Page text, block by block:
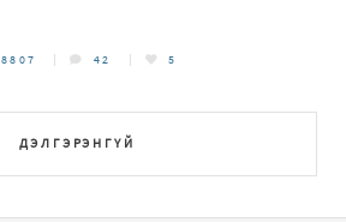
ДЭЛГЭРЭНГҮЙ
8807 42 5